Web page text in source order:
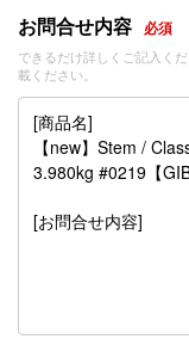
お問合せ内容 必須
できるだけ詳しくご記入く
載ください。